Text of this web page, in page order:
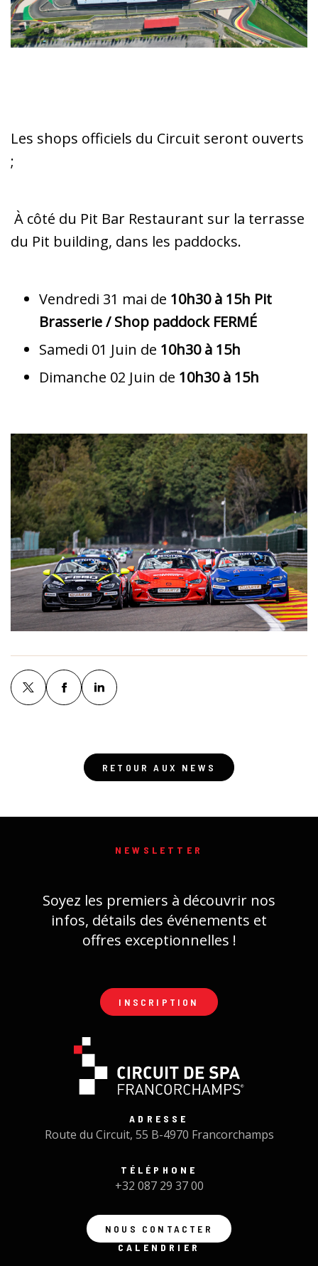
Les shops officiels du Circuit seront ouverts
;
À côté du Pit Bar Restaurant sur la terrasse
du Pit building, dans les paddocks.
Vendredi 31 mai de 10h30 à 15h Pit
Brasserie /Shop paddock FERMÉ
Samedi 01 Juin de 10h30 à 15h
Dimanche 02 Juin de 10h30 à 15h
RETOUR AUX NEWS
NEWSLETTER
Soyez les premiers à découvrir nos
infos, détails des événements et
offres exceptionnelles !
INSCRIPTION
ADRESSE
Route du Circuit, 55 B-4970 Francorchamps
TÉLÉPHONE
+32 087 29 37 00
NOUS CONTACTER
CALENDRIER